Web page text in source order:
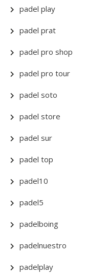
padel play
padel prat
padel pro shop
padel pro tour
padel soto
padel store
padel sur
padel top
padel10
padel5
padelboing
padelnuestro
padelplay